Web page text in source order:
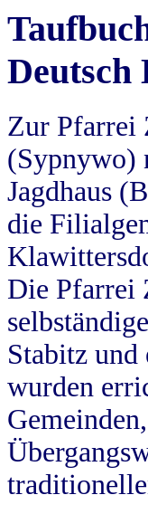
Deutsch
Zur Pfarrei
(Sypnywo)
Jagdhaus
die
Die Pfarrei
Stabitz
wurden